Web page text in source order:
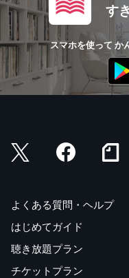
す
スマホを使って か
よくある質問・ヘルプ
はじめてガイド
聴き放題プラン
チケットプラン